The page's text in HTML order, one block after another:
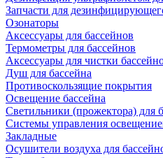
Запчасти для
Озонаторы
Аксессуары для бассейнов
Термометры для бассейнов
Аксессуары для чистки
Душ для бассейна
Противоскользящие покрытия
Освещение бассейна
Светильники (прожектора) для
Системы управления
Закладные
Осушители воздуха для